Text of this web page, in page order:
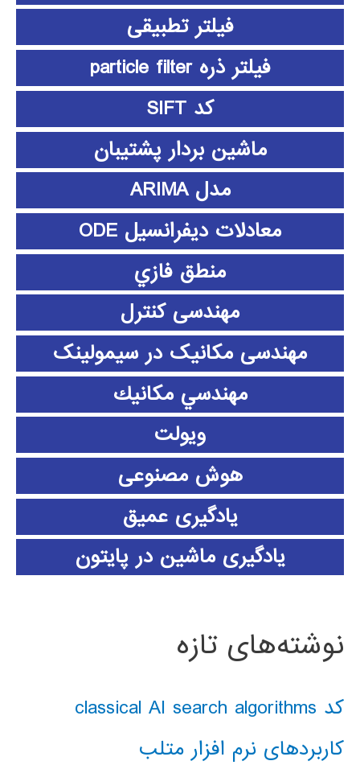
فیلتر تطبیقی
فیلتر ذره particle filter
کد SIFT
ماشین بردار پشتیبان
مدل ARIMA
معادلات دیفرانسیل ODE
منطق فازي
مهندسی کنترل
مهندسی مکانیک در سیمولینک
مهندسي مكانيك
ویولت
هوش مصنوعی
یادگیری عمیق
یادگیری ماشین در پایتون
نوشته‌های تازه
کد classical AI search algorithms
کاربردهای نرم افزار متلب